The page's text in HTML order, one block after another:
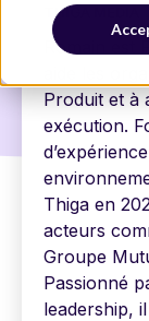
THIGA MEDIA
Romain
aide les
Produit et à
exécution.
Thiga en
acteurs
Groupe
Passionné
leadership,